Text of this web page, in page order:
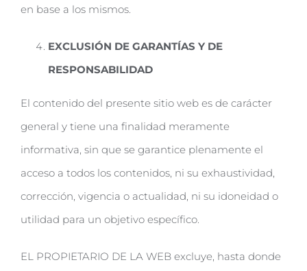
en base a los mismos.
EXCLUSIÓN DE GARANTÍAS Y DE
RESPONSABILIDAD
El contenido del presente sitio web es de carácter
general y tiene una finalidad meramente
informativa, sin que se garantice plenamente el
acceso a todos los contenidos, ni su exhaustividad,
corrección, vigencia o actualidad, ni su idoneidad o
utilidad para un objetivo específico.
EL PROPIETARIO DE LA WEB excluye, hasta donde